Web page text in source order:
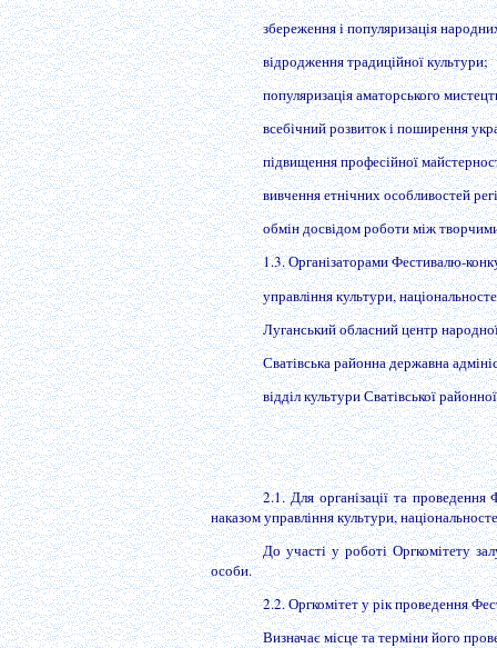
збереження і популяризація
відродження традиційної культури;
популяризація аматорського
всебічний розвиток і поширення
підвищення професійної
вивчення етнічних особливостей
обмін досвідом роботи між
1.3. Організаторами Фестивалю-
управління культури,
Луганський обласний центр
Сватівська районна державна
відділ культури Сватівської
2.1. Для організації та проведення
наказом управління культури,
До участі у роботі Оргкомітету
особи.
2.2. Оргкомітет у рік проведення
Визначає місце та терміни його